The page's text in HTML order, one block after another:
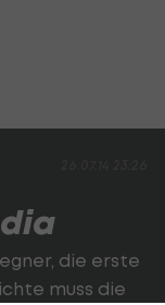
die erste
muss die